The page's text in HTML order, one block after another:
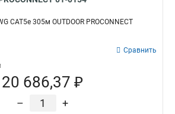
CAT5e 305м OUTDOOR PROCONNECT
Сравнить
20 686,37 ₽
– +